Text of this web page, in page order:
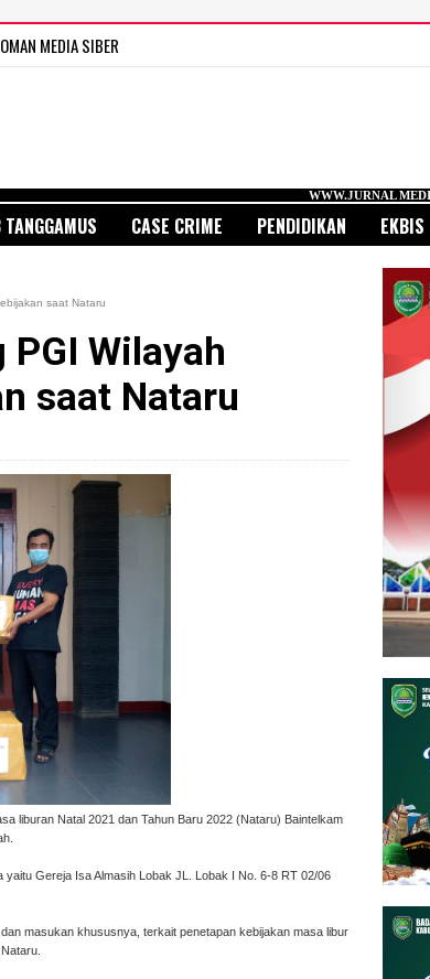
MEDIA SIBER
WWW.JURNAL MEDIA
CASE CRIME PENDIDIKAN EKBIS
saat Nataru
Wilayah
saat Nataru
liburan Natal 2021 dan Tahun Baru 2022 (Nataru) Baintelkam
Gereja Isa Almasih Lobak JL. Lobak I No. 6-8 RT 02/06
masukan khususnya, terkait penetapan kebijakan masa libur